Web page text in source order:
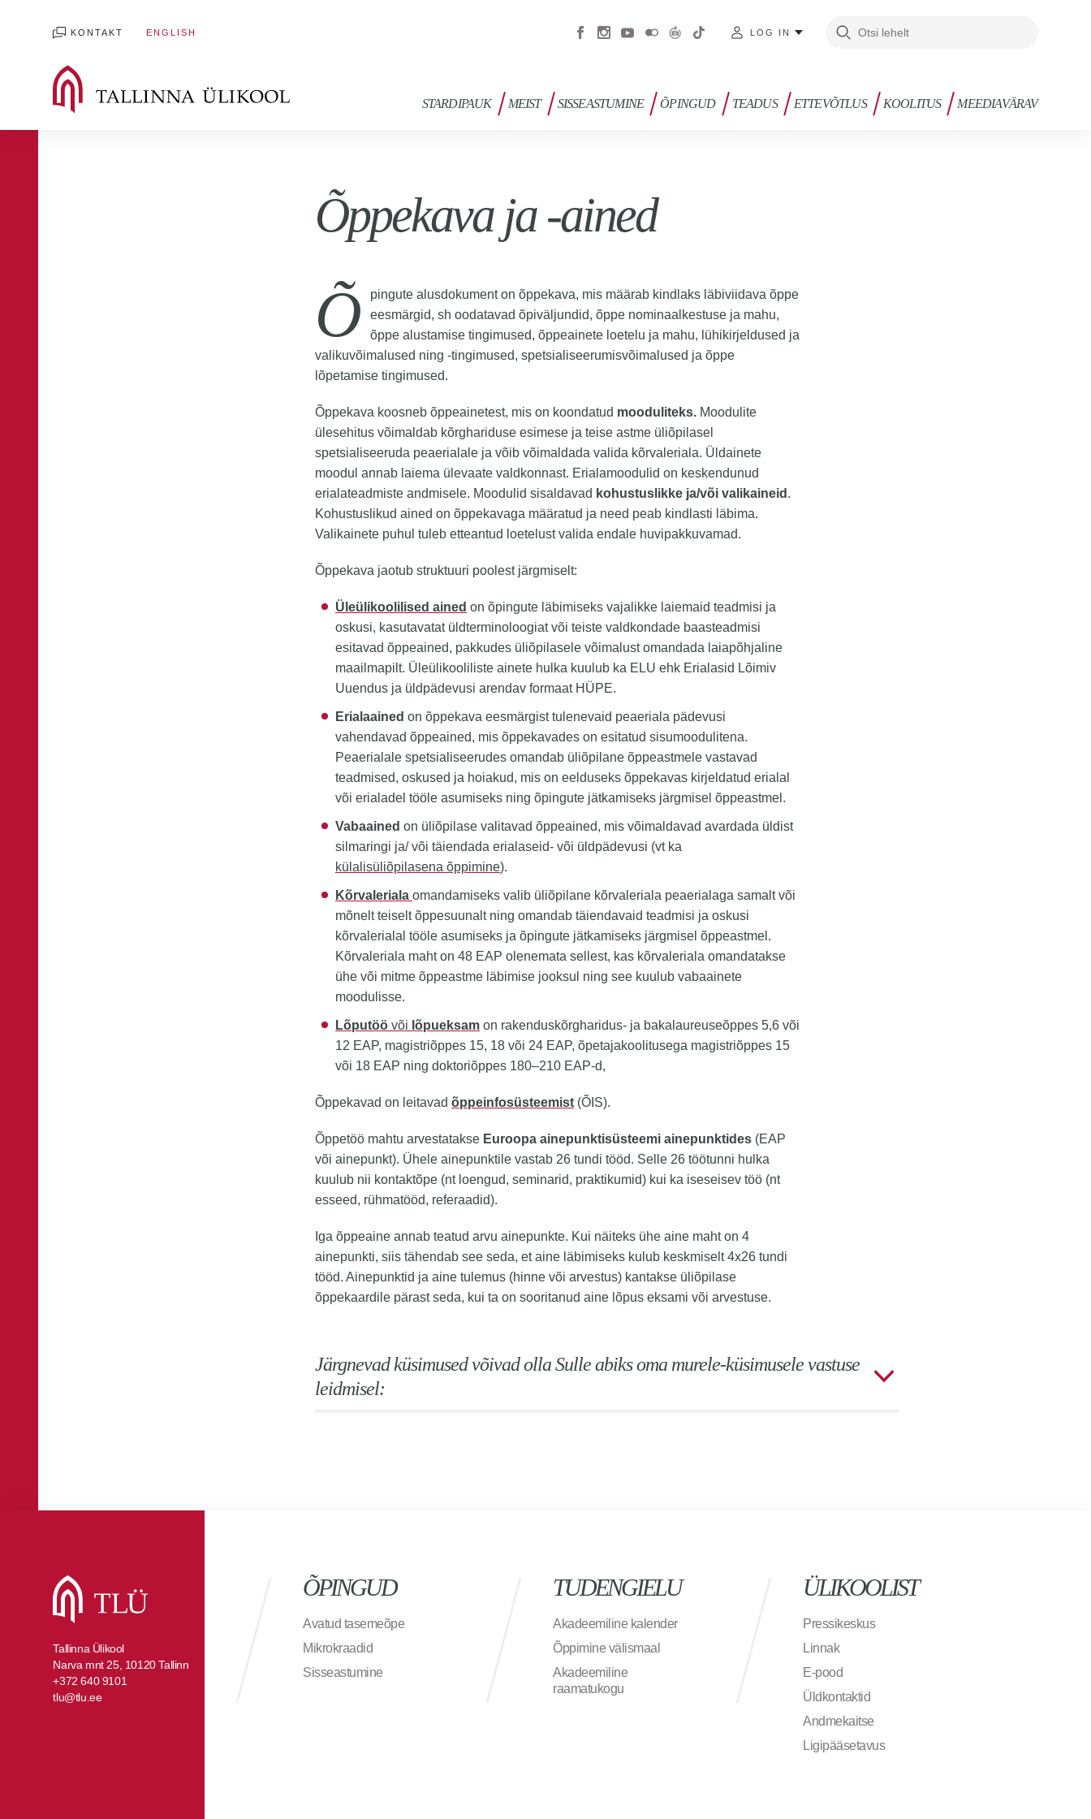
KONTAKT ENGLISH LOG IN
STARDIPAUK MEIST SISSEASTUMINE ÕPINGUD TEADUS ETTEVÕTLUS KOOLITUS MEEDIAVÄRAV
Õppekava ja -ained
Õ
pingute alusdokument on õppekava, mis määrab kindlaks läbiviidava õppe
eesmärgid, sh oodatavad õpiväljundid, õppe nominaalkestuse ja mahu,
õppe alustamise tingimused, õppeainete loetelu ja mahu, lühikirjeldused ja
valikuvõimalused ning -tingimused, spetsialiseerumisvõimalused ja õppe
lõpetamise tingimused.
Õppekava koosneb õppeainetest, mis on koondatud mooduliteks.Moodulite
ülesehitus võimaldab kõrghariduse esimese ja teise astme üliõpilasel
spetsialiseeruda peaerialale ja võib võimaldada valida kõrvaleriala. Üldainete
moodul annab laiema ülevaate valdkonnast. Erialamoodulid on keskendunud
erialateadmiste andmisele. Moodulid sisaldavad kohustuslikke ja/või valikaineid .
Kohustuslikud ained on õppekavaga määratud ja need peab kindlasti läbima.
Valikainete puhul tuleb etteantud loetelust valida endale huvipakkuvamad.
Õppekava jaotub struktuuri poolest järgmiselt:
Üleülikoolilised ained on õpingute läbimiseks vajalikke laiemaid teadmisi ja
oskusi, kasutavatat üldterminoloogiat või teiste valdkondade baasteadmisi
esitavad õppeained, pakkudes üliõpilasele võimalust omandada laiapõhjaline
maailmapilt. Üleülikooliliste ainete hulka kuulub ka ELU ehk Erialasid Lõimiv
Uuendus ja üldpädevusi arendav formaat HÜPE.
Erialaained on õppekava eesmärgist tulenevaid peaeriala pädevusi
vahendavad õppeained, mis õppekavades on esitatud sisumoodulitena.
Peaerialale spetsialiseerudes omandab üliõpilane õppeastmele vastavad
teadmised, oskused ja hoiakud, mis on eelduseks õppekavas kirjeldatud erialal
või erialadel tööle asumiseks ning õpingute jätkamiseks järgmisel õppeastmel.
Vabaained on üliõpilase valitavad õppeained, mis võimaldavad avardada üldist
silmaringi ja/ või täiendada erialaseid- või üldpädevusi (vt ka
külalisüliõpilasena õppimine).
Kõrvaleriala omandamiseks valib üliõpilane kõrvaleriala peaerialaga samalt või
mõnelt teiselt õppesuunalt ning omandab täiendavaid teadmisi ja oskusi
kõrvalerialal tööle asumiseks ja õpingute jätkamiseks järgmisel õppeastmel.
Kõrvaleriala maht on 48 EAP olenemata sellest, kas kõrvaleriala omandatakse
ühe või mitme õppeastme läbimise jooksul ning see kuulub vabaainete
moodulisse.
Lõputöö või lõpueksamon rakenduskõrgharidus- ja bakalaureuseõppes 5,6 või
12 EAP, magistriõppes 15, 18 või 24 EAP, õpetajakoolitusega magistriõppes 15
või 18 EAP ning doktoriõppes 180–210 EAP-d,
Õppekavad on leitavad õppeinfosüsteemist(ÕIS).
Õppetöö mahtu arvestatakse Euroopa ainepunktisüsteemi ainepunktides(EAP
või ainepunkt). Ühele ainepunktile vastab 26 tundi tööd. Selle 26 töötunni hulka
kuulub nii kontaktõpe (nt loengud, seminarid, praktikumid) kui ka iseseisev töö (nt
esseed, rühmatööd, referaadid).
Iga õppeaine annab teatud arvu ainepunkte. Kui näiteks ühe aine maht on 4
ainepunkti, siis tähendab see seda, et aine läbimiseks kulub keskmiselt 4x26 tundi
tööd. Ainepunktid ja aine tulemus (hinne või arvestus) kantakse üliõpilase
õppekaardile pärast seda, kui ta on sooritanud aine lõpus eksami või arvestuse.
Järgnevad küsimused võivad olla Sulle abiks oma murele-küsimusele vastuse
leidmisel:
Tallinna Ülikool
Narva mnt 25, 10120 Tallinn
+372 640 9101
tlu@tlu.ee
ÕPINGUD
Avatud tasemeõpe
Mikrokraadid
Sisseastumine
TUDENGIELU
Akadeemiline kalender
Õppimine välismaal
Akadeemiline
raamatukogu
ÜLIKOOLIST
Pressikeskus
Linnak
E-pood
Üldkontaktid
Andmekaitse
Ligipääsetavus